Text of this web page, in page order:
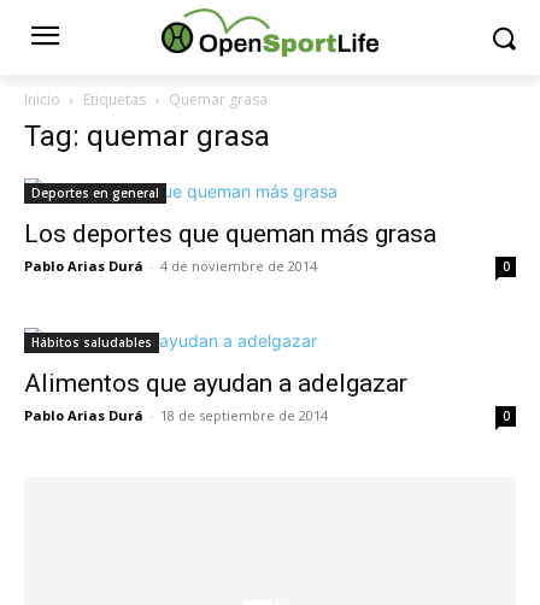
Inicio Etiquetas Quemar grasa
Tag: quemar grasa
Deportes en general
Los deportes que queman más grasa
Pablo Arias Durá - 4 de noviembre de 2014 0
Hábitos saludables
Alimentos que ayudan a adelgazar
Pablo Arias Durá - 18 de septiembre de 2014 0